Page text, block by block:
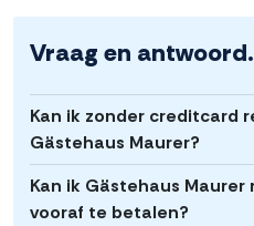
Vraag en antwoord.
Kan ik zonder creditcard
Gästehaus Maurer?
Kan ik Gästehaus
vooraf te betalen?